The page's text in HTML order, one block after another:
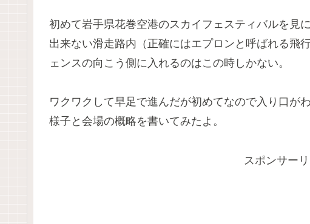
初めて岩手県花巻空港のスカイフェスティバルを見
出来ない滑走路内（正確にはエプロンと呼ばれる飛
ェンスの向こう側に入れるのはこの時しかない。
ワクワクして早足で進んだが初めてなので入り口が
様子と会場の概略を書いてみたよ。
スポンサー